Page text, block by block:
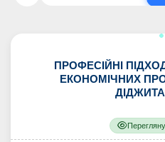
ПРОФЕСІЙНІ
ЕКОНОМІЧНИХ